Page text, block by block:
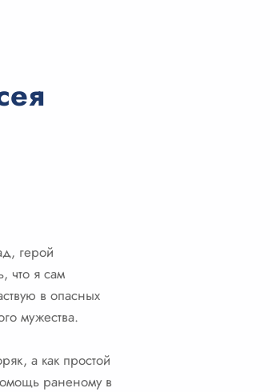
герой
что я сам
в опасных
мужества.
а как простой
раненому в